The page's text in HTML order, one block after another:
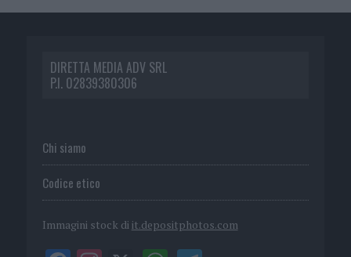
DIRETTA MEDIA ADV SRL
P.I. 02839380306
Chi siamo
Codice etico
Immagini stock di it.depositphotos.com